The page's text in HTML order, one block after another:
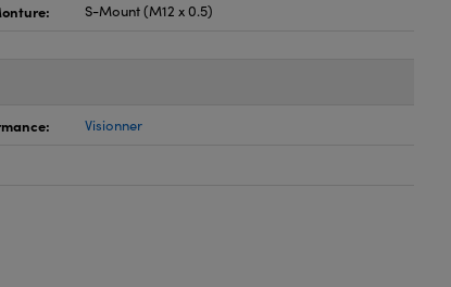
S-Mount (M12 x 0.5)
Visionner